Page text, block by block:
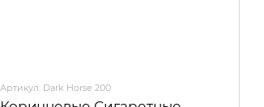
Артикул: Dark Horse 200